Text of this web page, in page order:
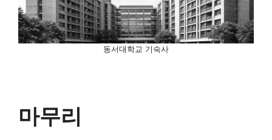
동서대학교 기숙사
마무리